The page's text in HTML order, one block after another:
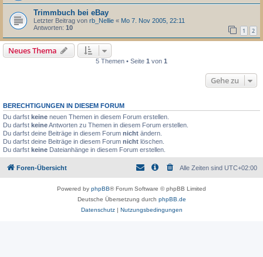
Trimmbuch bei eBay
Letzter Beitrag von rb_Nellie « Mo 7. Nov 2005, 22:11
Antworten: 10 1 2
Neues Thema
5 Themen • Seite 1 von 1
Gehe zu
BERECHTIGUNGEN IN DIESEM FORUM
Du darfst keine neuen Themen in diesem Forum erstellen.
Du darfst keineAntworten zu Themen in diesem Forum erstellen.
Du darfst deine Beiträge in diesem Forum nicht ändern.
Du darfst deine Beiträge in diesem Forum nicht löschen.
Du darfst keine Dateianhänge in diesem Forum erstellen.
Foren-Übersicht Alle Zeiten sind UTC+02:00
Powered by phpBB® Forum Software © phpBB Limited
Deutsche Übersetzung durch phpBB.de
Datenschutz| Nutzungsbedingungen